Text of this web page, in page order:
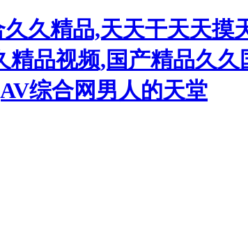
久精品,天天干天天摸
品视频,国产精品久
综合网男人的天堂